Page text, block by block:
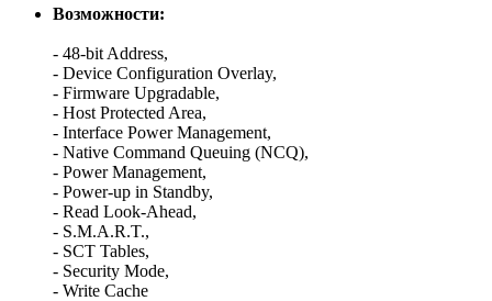
Возможности:
- 48-bit Address,
- Device Configuration Overlay,
- Firmware Upgradable,
- Host Protected Area,
- Interface Power Management,
- Native Command Queuing (NCQ),
- Power Management,
- Power-up in Standby,
- Read Look-Ahead,
- S.M.A.R.T.,
- SCT Tables,
- Security Mode,
- Write Cache